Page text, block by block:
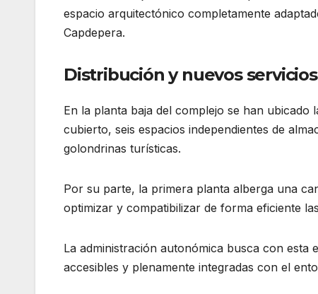
espacio arquitectónico completamente
Capdepera.
Distribución y nuevos
En la planta baja del complejo se han
cubierto, seis espacios independientes de
golondrinas turísticas.
Por su parte, la primera planta alberga una
optimizar y compatibilizar de forma eficiente
La administración autonómica busca con esta
accesibles y plenamente integradas con el